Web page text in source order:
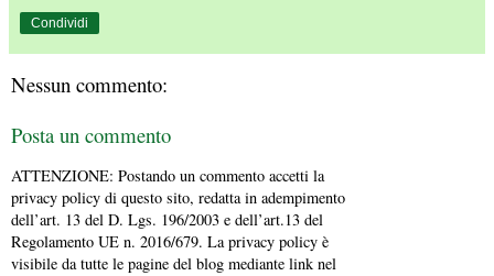
Condividi
Nessun commento:
Posta un commento
ATTENZIONE: Postando un commento accetti la
privacy policy di questo sito, redatta in adempimento
dell’art. 13 del D. Lgs. 196/2003 e dell’art.13 del
Regolamento UE n. 2016/679. La privacy policy è
visibile da tutte le pagine del blog mediante link nel